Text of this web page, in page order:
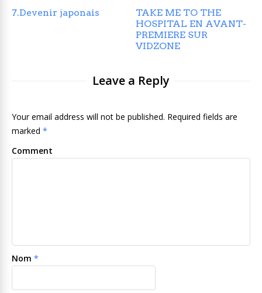
7.Devenir japonais
TAKE ME TO THE
HOSPITAL EN AVANT-
PREMIERE SUR
VIDZONE
Leave a Reply
Your email address will not be published. Required fields are
marked *
Comment
Nom *